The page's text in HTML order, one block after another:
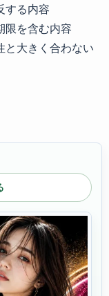
する内容
限を含む内容
と大きく合わない